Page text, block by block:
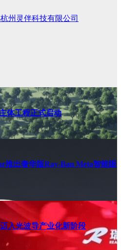
州灵伴科技有限公司
体工程正式启动
推出奢华版Ray-Ban Meta智能眼
入光波导产业化新阶段